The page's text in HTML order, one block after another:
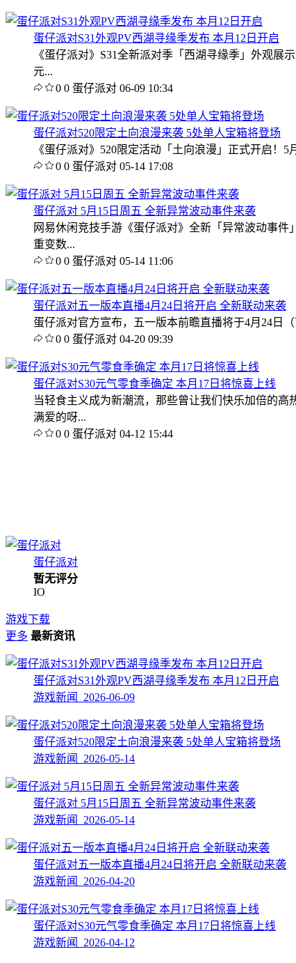
蛋仔派对S31外观PV西湖寻缘季发布 本月12日开启
《蛋仔派对》S31全新派对季「西湖寻缘季」外观
元...
0 0 蛋仔派对 06-09 10:34
蛋仔派对520限定土向浪漫来袭 5处单人宝箱将登场
《蛋仔派对》520限定活动「土向浪漫」正式开启！
0 0 蛋仔派对 05-14 17:08
蛋仔派对 5月15日周五 全新异常波动事件来袭
网易休闲竞技手游《蛋仔派对》全新「异常波动事
重变数...
0 0 蛋仔派对 05-14 11:06
蛋仔派对五一版本直播4月24日将开启 全新联动来袭
蛋仔派对官方宣布，五一版本前瞻直播将于4月24日
0 0 蛋仔派对 04-20 09:39
蛋仔派对S30元气零食季确定 本月17日将惊喜上线
当轻食主义成为新潮流，那些曾让我们快乐加倍的
满爱的呀...
0 0 蛋仔派对 04-12 15:44
蛋仔派对
暂无评分
IO
游戏下载
更多 最新资讯
蛋仔派对S31外观PV西湖寻缘季发布 本月12日开启
游戏新闻 2026-06-09
蛋仔派对520限定土向浪漫来袭 5处单人宝箱将登场
游戏新闻 2026-05-14
蛋仔派对 5月15日周五 全新异常波动事件来袭
游戏新闻 2026-05-14
蛋仔派对五一版本直播4月24日将开启 全新联动来袭
游戏新闻 2026-04-20
蛋仔派对S30元气零食季确定 本月17日将惊喜上线
游戏新闻 2026-04-12